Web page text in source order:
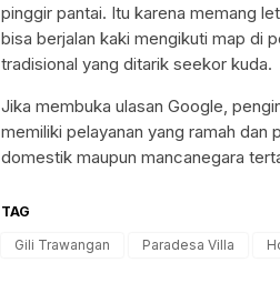
pinggir pantai. Itu karena memang
bisa berjalan kaki mengikuti map di
tradisional yang ditarik seekor kuda.
Jika membuka ulasan Google,
memiliki pelayanan yang ramah dan
domestik maupun mancanegara
TAG
Gili Trawangan
Paradesa Villa